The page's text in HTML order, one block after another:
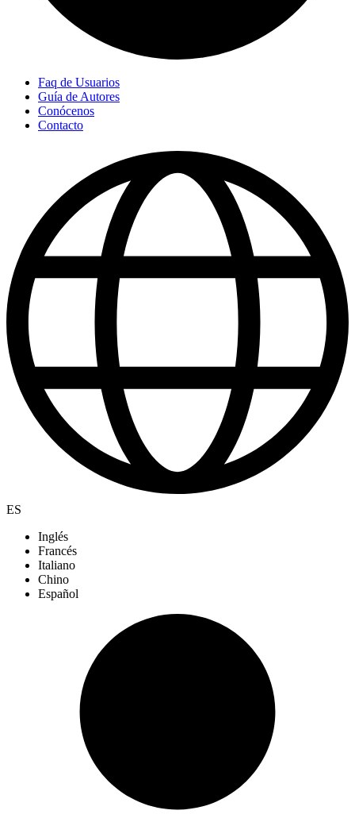
Faq de Usuarios
Guía de Autores
Conócenos
Contacto
ES
Inglés
Francés
Italiano
Chino
Español